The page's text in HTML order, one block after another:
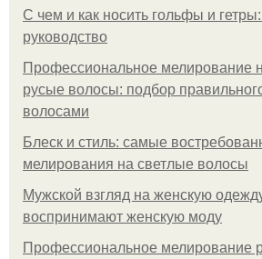
С чем и как носить гольфы и
руководство
Профессиональное мелирование
русые волосы: подбор
волосами
Блеск и стиль: самые
мелирования на светлые волосы
Мужской взгляд на женскую
воспринимают женскую моду
Профессиональное мелирование